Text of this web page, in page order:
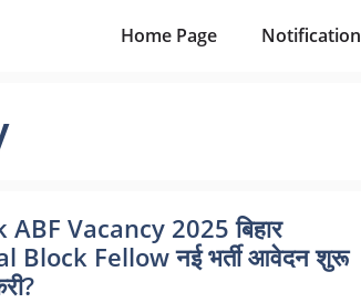
Home Page Notification
Vacancy 2025 बिहार
Block Fellow नई भर्ती आवेदन शुरू